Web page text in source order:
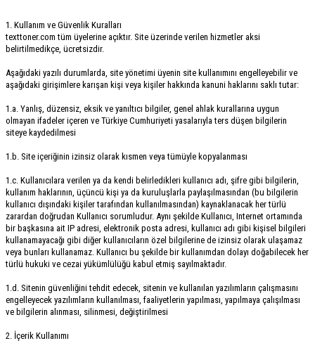
1. Kullanım ve Güvenlik Kuralları
texttoner.com tüm üyelerine açıktır. Site üzerinde verilen hizmetler aksi
belirtilmedikçe, ücretsizdir.
Aşağıdaki yazılı durumlarda, site yönetimi üyenin site kullanımını engelleyebilir ve
aşağıdaki girişimlere karışan kişi veya kişiler hakkında kanuni haklarını saklı tutar:
1.a. Yanlış, düzensiz, eksik ve yanıltıcı bilgiler, genel ahlak kurallarına uygun
olmayan ifadeler içeren ve Türkiye Cumhuriyeti yasalarıyla ters düşen bilgilerin
siteye kaydedilmesi
1.b. Site içeriğinin izinsiz olarak kısmen veya tümüyle kopyalanması
1.c. Kullanıcılara verilen ya da kendi belirledikleri kullanıcı adı, şifre gibi bilgilerin,
kullanım haklarının, üçüncü kişi ya da kuruluşlarla paylaşılmasından (bu bilgilerin
kullanıcı dışındaki kişiler tarafından kullanılmasından) kaynaklanacak her türlü
zarardan doğrudan Kullanıcı sorumludur. Aynı şekilde Kullanıcı, Internet ortamında
bir başkasına ait IP adresi, elektronik posta adresi, kullanıcı adı gibi kişisel bilgileri
kullanamayacağı gibi diğer kullanıcıların özel bilgilerine de izinsiz olarak ulaşamaz
veya bunları kullanamaz. Kullanıcı bu şekilde bir kullanımdan dolayı doğabilecek her
türlü hukuki ve cezai yükümlülüğü kabul etmiş sayılmaktadır.
1.d. Sitenin güvenliğini tehdit edecek, sitenin ve kullanılan yazılımların çalışmasını
engelleyecek yazılımların kullanılması, faaliyetlerin yapılması, yapılmaya çalışılması
ve bilgilerin alınması, silinmesi, değiştirilmesi
2. İçerik Kullanımı